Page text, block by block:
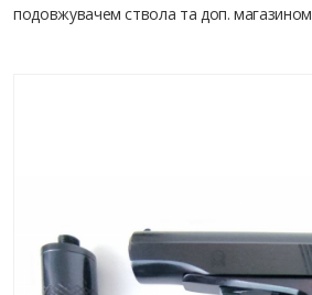
подовжувачем ствола та доп. магазином